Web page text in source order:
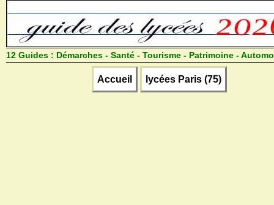
12 Guides : Démarches - Santé - Tourisme - Patrimoine -
Accueil lycées Paris (75)